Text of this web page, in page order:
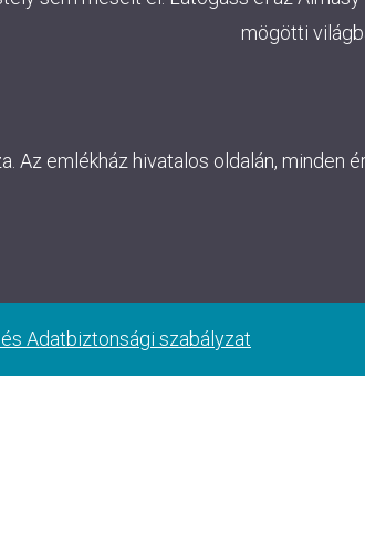
mögötti
Az emlékház hivatalos oldalán,
Adatbiztonsági szabályzat